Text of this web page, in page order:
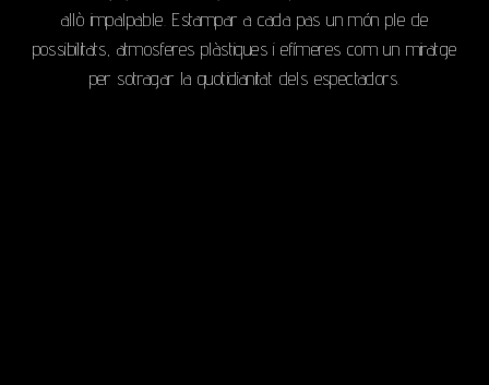
allò impalpable. Estampar a cada pas un món ple de
possibilitats, atmosferes plàstiques i efímeres com un miratge
per sotragar la quotidianitat dels espectadors.